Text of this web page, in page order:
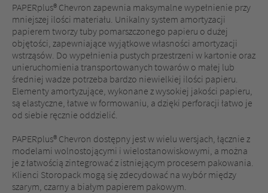
PAPERplus® Chevron zapewnia maksymalne wypełnienie przy
mniejszej ilości materiału. Unikalny system amortyzacji
papierem tworzy tuby pomarszczonego papieru o dużej
objętości, zapewniające wyjątkowe własności amortyzacji
wstrząsów. Do wypełnienia pustych przestrzeni w kartonie oraz
unieruchomienia transportowanych towarów o małej lub
średniej wadze potrzeba bardzo niewielkiej ilości papieru.
Elementy amortyzujące, wykonane z wysokiej jakości papieru,
są elastyczne, łatwe w formowaniu, a dzięki perforacji łatwo je
od siebie ręcznie oddzielić.
PAPERplus® Chevron dostępny jest w wielu wersjach, łącznie z
modelami wolnostojącymi i wielostanowiskowymi, a można
je z łatwością zintegrować z istniejącym procesem pakowania.
Klienci Storopack mogą się zdecydować na wybór między
szarym, czarny a białym papierem pakowym.